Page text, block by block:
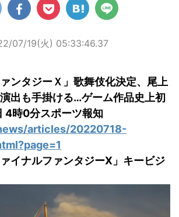
ンだ」 熊本地震直後の日本の対... / に
ゅーすなう！ まとめアンテナ
Powered by livedoor 相互
トが掲載されてお
り、ボディライン
クシーニット姿の
カットから、笑顔
を引くランジェリ
ー姿のカットなど
盛りだくさんの内
容となっている。
http://www.rbbto
da ...
日生まれの16歳。
今年2月に同誌の表
も再登場した。
が揺れた！！」と
紹介され、水着姿
を披露した。 ...
07/19(火) 05:33:46.37
ァンタジーＸ」歌舞伎化決定、尾上
出も手掛ける…ゲーム作品史上初
4時0分スポーツ報知
articles/20220718-
ァイナルファンタジーX」キービジ